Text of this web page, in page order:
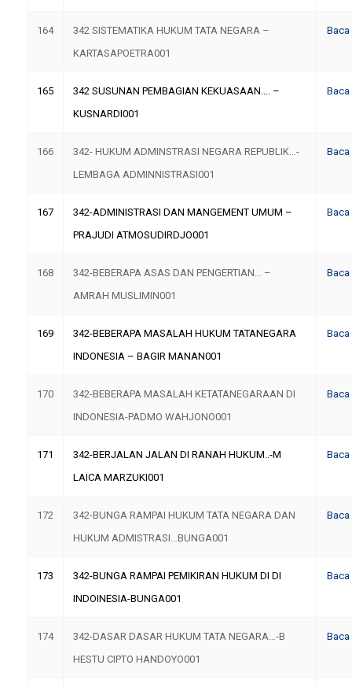
164
342 SISTEMATIKA HUKUM TATA NEGARA –
KARTASAPOETRA001
Baca
165
342 SUSUNAN PEMBAGIAN KEKUASAAN…. –
KUSNARDI001
Baca
166
342- HUKUM ADMINSTRASI NEGARA REPUBLIK…-
LEMBAGA ADMINNISTRASI001
Baca
167
342-ADMINISTRASI DAN MANGEMENT UMUM –
PRAJUDI ATMOSUDIRDJO001
Baca
168
342-BEBERAPA ASAS DAN PENGERTIAN… –
AMRAH MUSLIMIN001
Baca
169
342-BEBERAPA MASALAH HUKUM TATANEGARA
INDONESIA – BAGIR MANAN001
Baca
170
342-BEBERAPA MASALAH KETATANEGARAAN DI
INDONESIA-PADMO WAHJONO001
Baca
171
342-BERJALAN JALAN DI RANAH HUKUM..-M
LAICA MARZUKI001
Baca
172
342-BUNGA RAMPAI HUKUM TATA NEGARA DAN
HUKUM ADMISTRASI…BUNGA001
Baca
173
342-BUNGA RAMPAI PEMIKIRAN HUKUM DI DI
INDOINESIA-BUNGA001
Baca
174
342-DASAR DASAR HUKUM TATA NEGARA…-B
HESTU CIPTO HANDOYO001
Baca